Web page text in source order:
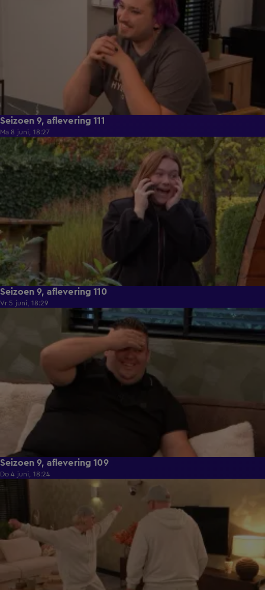
Seizoen 9, aflevering 111
Ma 8 juni, 18:27
22:26
Seizoen 9, aflevering 110
Vr 5 juni, 18:29
Seizoen 9, aflevering 109
Do 4 juni, 18:24